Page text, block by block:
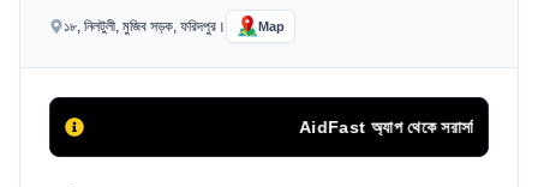
১৮, নিলটুলী, মুজিব সড়ক, ফরিদপুর। Map
AidFast অ্যাপ থেকে সরাসরি ফোন কলের